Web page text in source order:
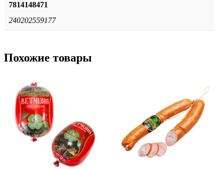
7814148471
240202559177
Похожие товары